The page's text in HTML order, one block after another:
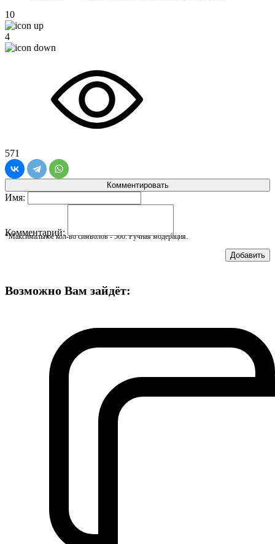
10
4
571
Комментировать
Имя:
Комментарий:
*Максимальное кол-во символов - 500. Ручная модерация.
Добавить
Возможно Вам зайдёт: